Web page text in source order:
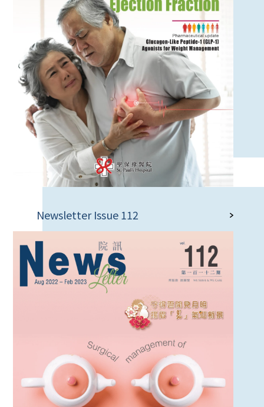
Newsletter Issue 112